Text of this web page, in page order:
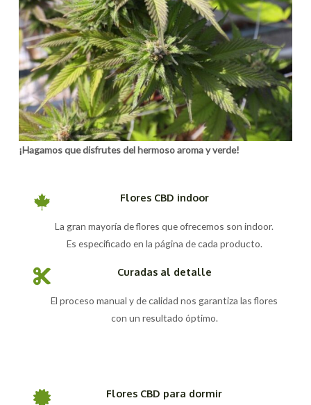
¡Hagamos que disfrutes del hermoso aroma y verde!
Flores CBD indoor
La gran mayoría de flores que ofrecemos son indoor.
Es especificado en la página de cada producto.
Curadas al detalle
El proceso manual y de calidad nos garantiza las flores
con un resultado óptimo.
Flores CBD para dormir